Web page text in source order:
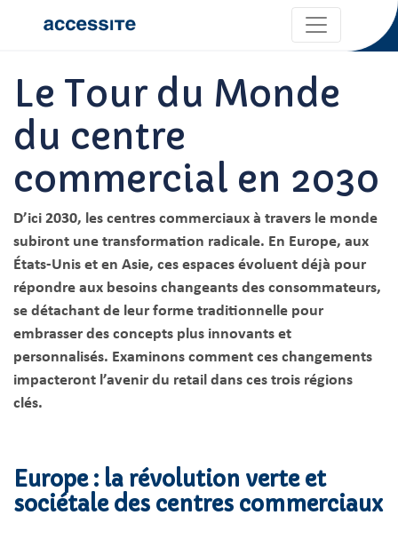
Le Tour du Monde
du centre
commercial en 2030
D’ici 2030, les centres commerciaux à travers le monde
subiront une transformation radicale. En Europe, aux
États-Unis et en Asie, ces espaces évoluent déjà pour
répondre aux besoins changeants des consommateurs,
se détachant de leur forme traditionnelle pour
embrasser des concepts plus innovants et
personnalisés. Examinons comment ces changements
impacteront l’avenir du retail dans ces trois régions
clés.
Europe : la révolution verte et
sociétale des centres commerciaux